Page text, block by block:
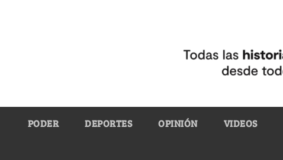
PODER DEPORTES OPINIÓN VIDEOS